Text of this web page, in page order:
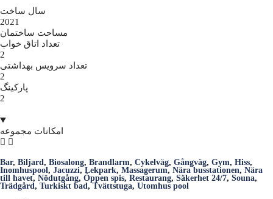
سال ساخت
2021
مساحت ساختمان
تعداد اتاق خواب
2
تعداد سرویس بهداشتی
2
پارکینگ
2
امکانات مجموعه
Bar, Biljard, Biosalong, Brandlarm, Cykelväg, Gångväg, Gym, Hiss,
Inomhuspool, Jacuzzi, Lekpark, Massagerum, Nära busstationen, Nära
till havet, Nödutgång, Öppen spis, Restaurang, Säkerhet 24/7, Souna,
Trädgård, Turkiskt bad, Tvättstuga, Utomhus pool